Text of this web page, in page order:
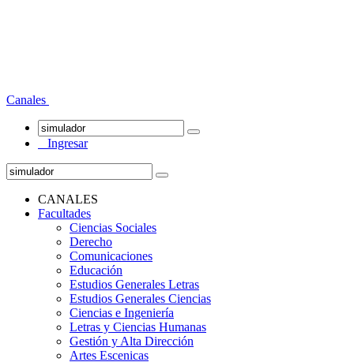
Canales
Ingresar
CANALES
Facultades
Ciencias Sociales
Derecho
Comunicaciones
Educación
Estudios Generales Letras
Estudios Generales Ciencias
Ciencias e Ingeniería
Letras y Ciencias Humanas
Gestión y Alta Dirección
Artes Escenicas